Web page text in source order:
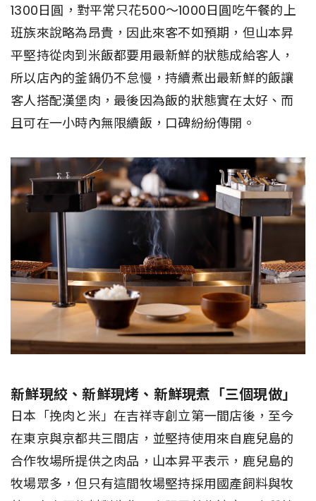
1300日圓，對平常只花500～1000日圓吃午餐的上
班族來說略為昂貴，因此來客不如預期，但山本昇
平堅持從肉到米飯都要用最新鮮的狀態成給客人，
所以店內的釜鍋仍不怠慢，持續煮出最新鮮的飯讓
客人搭配漢堡肉，最後因為飯的狀態實在太好、而
且可在一小時內無限續飯，口碑紛紛傳開。
新鮮現絞、新鮮現烤、新鮮現煮「三個現做」
日本「挽肉と米」在吉祥寺創立第一間店後，至今
在東京與京都共三間店，並堅持使用來自鹿兒島的
合作牧場所提供之肉品，山本昇平表示，鹿兒島的
牧場眾多，但只有這間牧場堅持採用國產飼料與牧